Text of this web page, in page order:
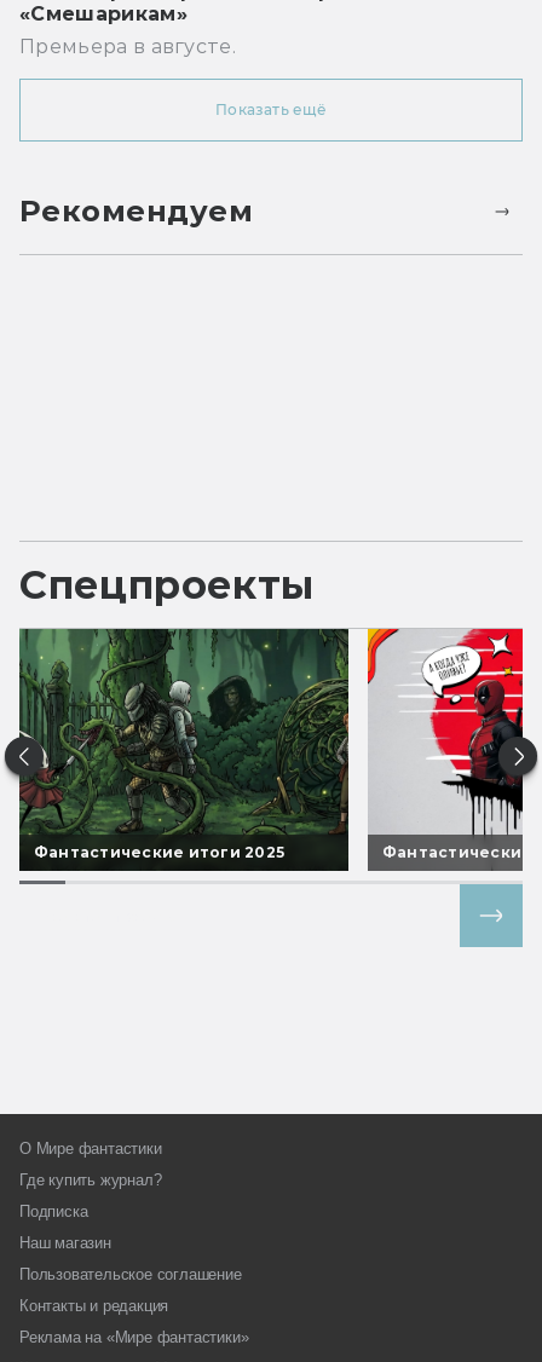
«Смешарикам»
Премьера в августе.
Показать ещё
Рекомендуем
Спецпроекты
Фантастические итоги 2025 Фантастические
О Мире фантастики
Где купить журнал?
Подписка
Наш магазин
Пользовательское соглашение
Контакты и редакция
Реклама на «Мире фантастики»